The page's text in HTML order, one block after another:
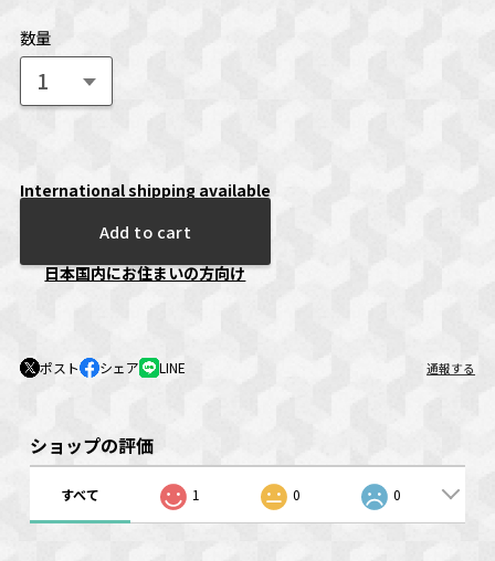
数量
International shipping available
Add to cart
日本国内にお住まいの方向け
ポスト シェア LINE 通報する
ショップの評価
すべて 1 0 0